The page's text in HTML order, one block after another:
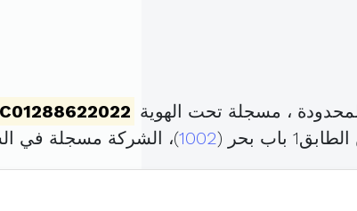
، مسجلة تحت الهوية C01288622022
1002)، الشركة مسجلة في